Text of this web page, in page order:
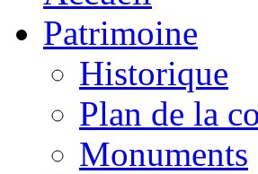
Patrimoine
Historique
Plan de la
Monuments